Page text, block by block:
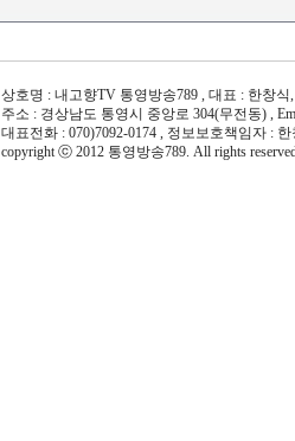
상호명 : 내고향TV 통영방송789 , 대표 : 한창식
주소 : 경상남도 통영시 중앙로 304(무전동) ,
대표전화 : 070)7092-0174 , 정보보호책임자 :
copyright ⓒ 2012 통영방송789. All rights